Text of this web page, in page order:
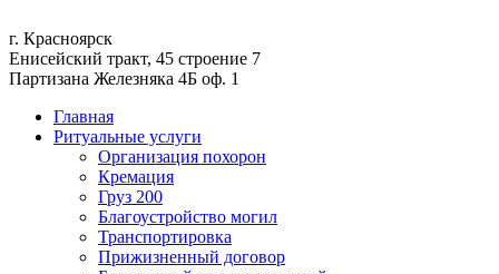
г. Красноярск
Енисейский тракт, 45 строение 7
Партизана Железняка 4Б оф. 1
Главная
Ритуальные услуги
Организация похорон
Кремация
Груз 200
Благоустройство могил
Транспортировка
Прижизненный договор